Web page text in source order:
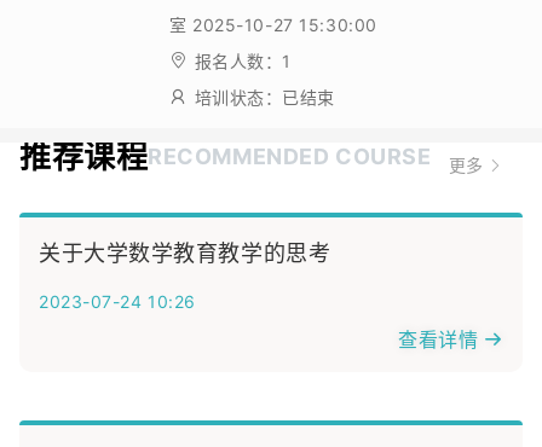
室 2025-10-27 15:30:00
报名人数：1
培训状态：已结束
推荐课程RECOMMENDED COURSE 更多
关于大学数学教育教学的思考
2023-07-24 10:26
查看详情